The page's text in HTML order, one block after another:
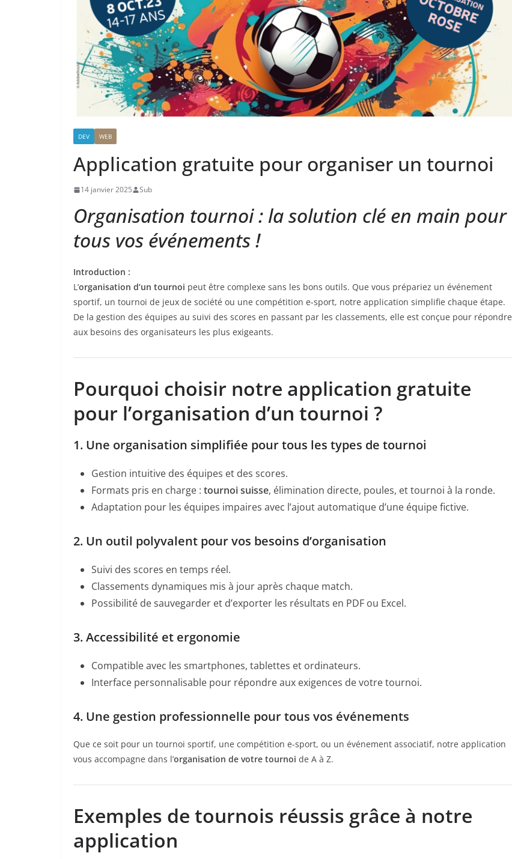
DEV WEB
Application gratuite pour organiser un tournoi
14 janvier 2025 Sub
Organisation tournoi : la solution clé en main pour
tous vos événements !
Introduction :
L’organisation d’un tournoi peut être complexe sans les bons outils. Que vous prépariez un événement
sportif, un tournoi de jeux de société ou une compétition e-sport, notre application simplifie chaque étape.
De la gestion des équipes au suivi des scores en passant par les classements, elle est conçue pour répondre
aux besoins des organisateurs les plus exigeants.
Pourquoi choisir notre application gratuite
pour l’organisation d’un tournoi ?
1. Une organisation simplifiée pour tous les types de tournoi
Gestion intuitive des équipes et des scores.
Formats pris en charge : tournoi suisse, élimination directe, poules, et tournoi à la ronde.
Adaptation pour les équipes impaires avec l’ajout automatique d’une équipe fictive.
2. Un outil polyvalent pour vos besoins d’organisation
Suivi des scores en temps réel.
Classements dynamiques mis à jour après chaque match.
Possibilité de sauvegarder et d’exporter les résultats en PDF ou Excel.
3. Accessibilité et ergonomie
Compatible avec les smartphones, tablettes et ordinateurs.
Interface personnalisable pour répondre aux exigences de votre tournoi.
4. Une gestion professionnelle pour tous vos événements
Que ce soit pour un tournoi sportif, une compétition e-sport, ou un événement associatif, notre application
vous accompagne dans l’organisation de votre tournoi de A à Z.
Exemples de tournois réussis grâce à notre
application